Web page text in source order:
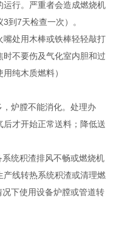
行。严重者会造成燃烧机
到7天检查一次）。
嘴处用木棒或铁棒轻轻敲打
不要伤及气化室内胆和过
纯木质燃料）
炉膛不能消化。处理办
才开始正常送料；降低送
统积渣排风不畅或燃烧机
产线转热系统积渣或清理燃
下使用设备炉膛或管道转